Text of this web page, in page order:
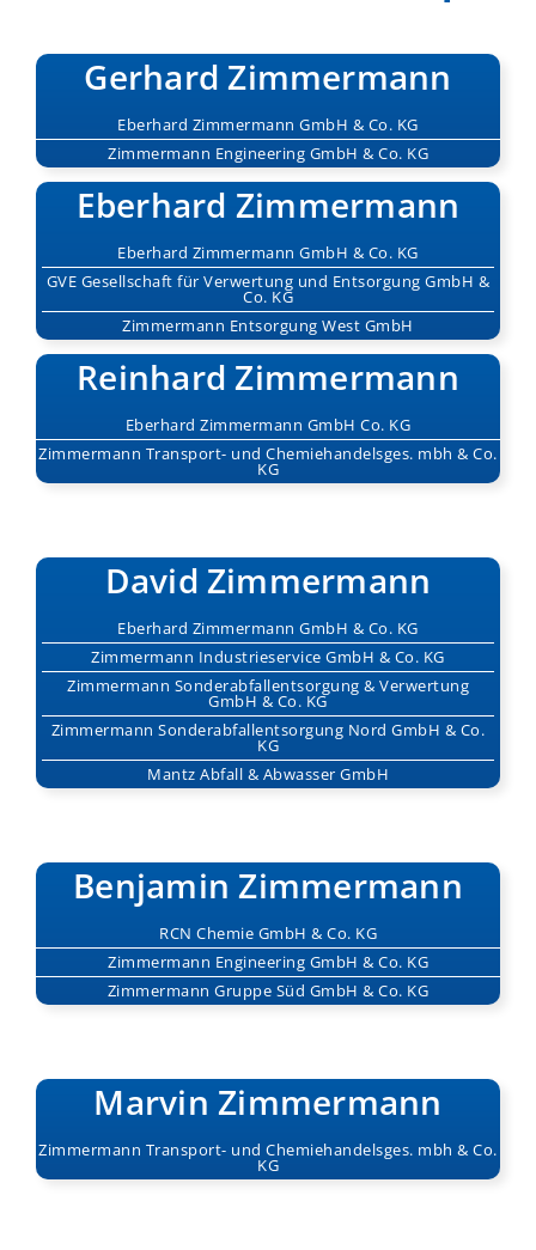
Gerhard Zimmermann
Eberhard ZimmermannGmbH & Co. KG
Zimmermann Engineering GmbH & Co. KG
Eberhard Zimmermann
Eberhard Zimmermann GmbH & Co. KG
GVE Gesellschaft für Verwertung und Entsorgung GmbH &
Co. KG
Zimmermann Entsorgung West GmbH
Reinhard Zimmermann
Eberhard Zimmermann GmbH Co. KG
Zimmermann Transport- und Chemiehandelsges. mbh & Co.
KG
David Zimmermann
Eberhard ZimmermannGmbH & Co. KG
Zimmermann IndustrieserviceGmbH & Co. KG
Zimmermann Sonderabfallentsorgung & Verwertung
GmbH & Co. KG
Zimmermann Sonderabfallentsorgung NordGmbH & Co.
KG
Mantz Abfall & Abwasser GmbH
Benjamin Zimmermann
RCN Chemie GmbH & Co. KG
Zimmermann Engineering GmbH & Co. KG
Zimmermann Gruppe Süd GmbH & Co. KG
Marvin Zimmermann
Zimmermann Transport- und Chemiehandelsges. mbh & Co.
KG